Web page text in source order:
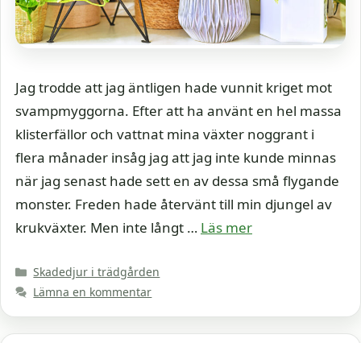
Jag trodde att jag äntligen hade vunnit kriget mot
svampmyggorna. Efter att ha använt en hel massa
klisterfällor och vattnat mina växter noggrant i
flera månader insåg jag att jag inte kunde minnas
när jag senast hade sett en av dessa små flygande
monster. Freden hade återvänt till min djungel av
krukväxter. Men inte långt … Läs mer
Kategorier
Skadedjur i trädgården
Lämna en kommentar